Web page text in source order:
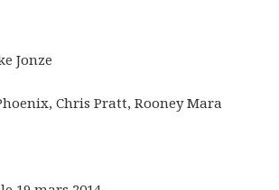
Jonze
Chris Pratt, Rooney Mara